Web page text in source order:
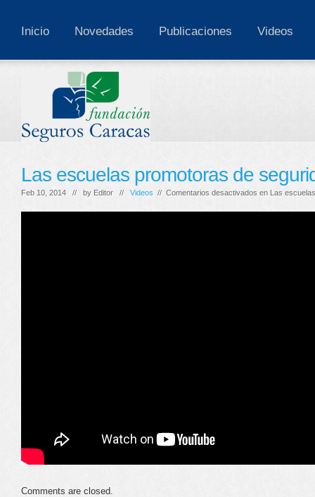
Inicio Novedades Publicaciones Videos
Las escuelas promotoras de
Feb 10, 2014 // by Editor // Videos // Comentarios desactivados en Las
Comments are closed.